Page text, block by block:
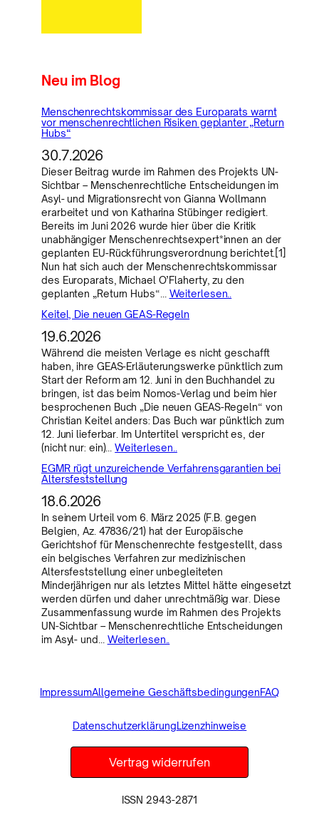
Neu im Blog
Menschenrechtskommissar des Europarats warnt
vor menschenrechtlichen Risiken geplanter „Return
Hubs“
30.7.2026
Dieser Beitrag wurde im Rahmen des Projekts UN-
Sichtbar – Menschenrechtliche Entscheidungen im
Asyl- und Migrationsrecht von Gianna Wollmann
erarbeitet und von Katharina Stübinger redigiert.
Bereits im Juni 2026 wurde hier über die Kritik
unabhängiger Menschenrechtsexpert*innen an der
geplanten EU-Rückführungsverordnung berichtet.[1]
Nun hat sich auch der Menschenrechtskommissar
des Europarats, Michael O’Flaherty, zu den
geplanten „Return Hubs“… Weiterlesen..
Keitel, Die neuen GEAS-Regeln
19.6.2026
Während die meisten Verlage es nicht geschafft
haben, ihre GEAS-Erläuterungswerke pünktlich zum
Start der Reform am 12. Juni in den Buchhandel zu
bringen, ist das beim Nomos-Verlag und beim hier
besprochenen Buch „Die neuen GEAS-Regeln“ von
Christian Keitel anders: Das Buch war pünktlich zum
12. Juni lieferbar. Im Untertitel verspricht es, der
(nicht nur: ein)…Weiterlesen..
EGMR rügt unzureichende Verfahrensgarantien bei
Altersfeststellung
18.6.2026
In seinem Urteil vom 6. März 2025 (F.B. gegen
Belgien, Az. 47836/21) hat der Europäische
Gerichtshof für Menschenrechte festgestellt, dass
ein belgisches Verfahren zur medizinischen
Altersfeststellung einer unbegleiteten
Minderjährigen nur als letztes Mittel hätte eingesetzt
werden dürfen und daher unrechtmäßig war. Diese
Zusammenfassung wurde im Rahmen des Projekts
UN-Sichtbar – Menschenrechtliche Entscheidungen
im Asyl- und… Weiterlesen..
ImpressumAllgemeine GeschäftsbedingungenFAQ
DatenschutzerklärungLizenzhinweise
Vertrag widerrufen
ISSN 2943-2871